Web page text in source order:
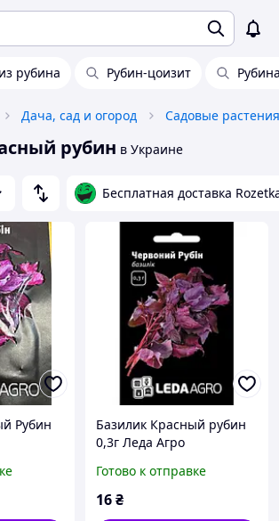
рубина Рубин-цоизит
Дача, сад и огород Садовые
рубин в Украине
Бесплатная доставка
Рубин
Базилик Красный рубин
0,3г Леда Агро
Готово к отправке
16₴